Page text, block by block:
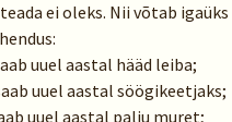
ei oleks. Nii võtab
uuel aastal hääd leiba;
uuel aastal söögikeetjaks;
uuel aastal palju muret;